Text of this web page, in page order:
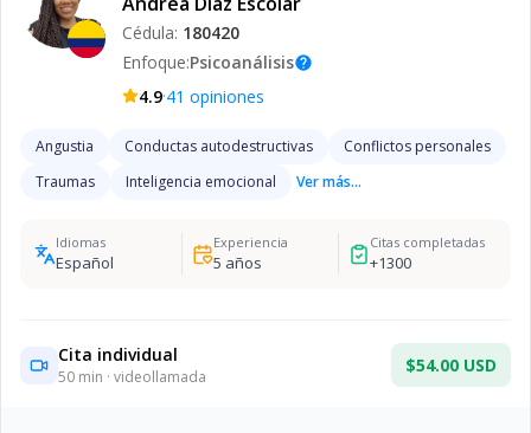
Cédula: 180420
Enfoque:Psicoanálisishelp
4.9·41 opiniones
Angustia Conductas autodestructivas
Conflictos personales
Traumas
Inteligencia emocional Ver más...
Idiomas
Español
Experiencia
5 años
Citas completadas
+1300
Cita individual
50 min · videollamada
$54.00 USD